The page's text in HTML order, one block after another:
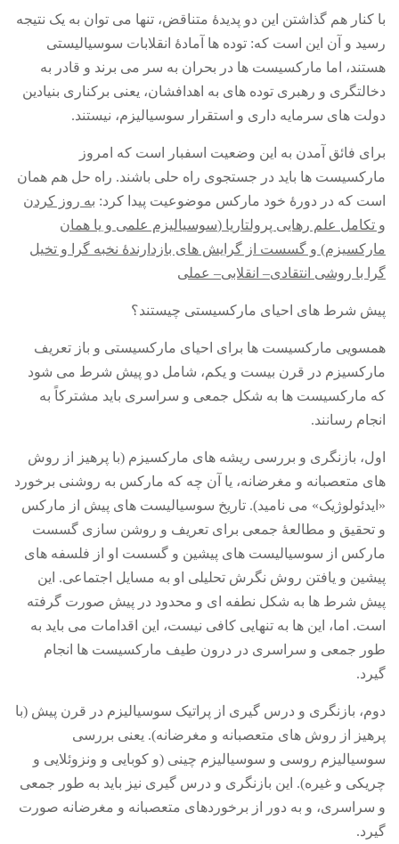
با کنار هم گذاشتن این دو پدیدۀ متناقض، تنها می توان به یک نتیجه
رسید و آن این است که: توده ها آمادۀ انقلابات سوسیالیستی
هستند، اما مارکسیست ها در بحران به سر می برند و قادر به
دخالتگری و رهبری توده های به اهدافشان، یعنی برکناری بنیادین
دولت های سرمایه داری و استقرار سوسیالیزم، نیستند.
برای فائق آمدن به این وضعیت اسفبار است که امروز
مارکسیست ها باید در جستجوی راه حلی باشند. راه حل هم همان
است که در دورۀ خود مارکس موضوعیت پیدا کرد: به روز کردن
و تکامل علم رهایی پرولتاریا (سوسیالیزم علمی و یا همان
مارکسیزم) و گسست از گرایش های بازدارندۀ نخبه گرا و تخیل
گرا با روشی انتقادی– انقلابی– عملی
پیش شرط های احیای مارکسیستی چیستند؟
همسویی مارکسیست ها برای احیای مارکسیستی و باز تعریف
مارکسیزم در قرن بیست و یکم، شامل دو پیش شرط می شود
که مارکسیست ها به شکل جمعی و سراسری باید مشترکاً به
انجام رسانند.
اول، بازنگری و بررسی ریشه های مارکسیزم (با پرهیز از روش
های متعصبانه و مغرضانه، یا آن چه که مارکس به روشنی برخورد
« ایدئولوژیک» می نامید). تاریخ سوسیالیست های پیش از مارکس
و تحقیق و مطالعۀ جمعی برای تعریف و روشن سازی گسست
مارکس از سوسیالیست های پیشین و گسست او از فلسفه های
پیشین و یافتن روش نگرش تحلیلی او به مسایل اجتماعی. این
پیش شرط ها به شکل نطفه ای و محدود در پیش صورت گرفته
است. اما، این ها به تنهایی کافی نیست، این اقدامات می باید به
طور جمعی و سراسری در درون طیف مارکسیست ها انجام
گیرد.
دوم، بازنگری و درس گیری از پراتیک سوسیالیزم در قرن پیش (با
پرهیز از روش های متعصبانه و مغرضانه). یعنی بررسی
سوسیالیزم روسی و سوسیالیزم چینی (و کوبایی و ونزوئلایی و
چریکی و غیره). این بازنگری و درس گیری نیز باید به طور جمعی
و سراسری، و به دور از برخوردهای متعصبانه و مغرضانه صورت
گیرد.